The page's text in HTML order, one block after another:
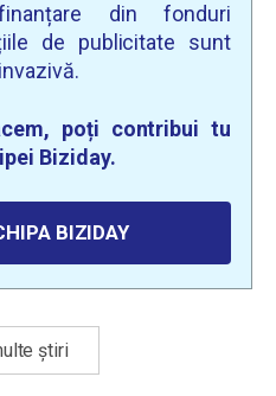
din fonduri
de publicitate sunt
poți contribui tu
Biziday.
BIZIDAY
știri